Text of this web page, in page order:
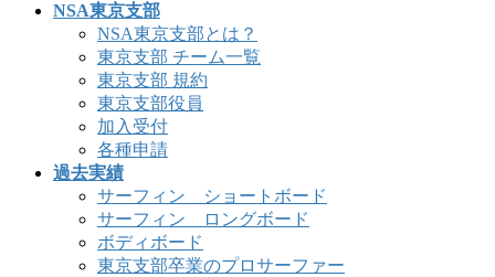
NSA東京支部
NSA東京支部とは？
東京支部 チーム一覧
東京支部 規約
東京支部役員
加入受付
各種申請
過去実績
サーフィン ショートボード
サーフィン ロングボード
ボディボード
東京支部卒業のプロサーファー